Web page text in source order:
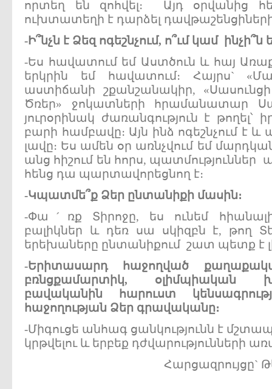
որտեղ են զոհվել։ Այդ օրվանից
ուխտատեղի է դարձել
-Ի՞նչն է Ձեզ ոգեշնչում, ո՞ւմ կամ ինչի՞ն
-Ես հավատում եմ Աստծուն և հայ
երկրին եմ հավատում։ Հայրս`
աստիճանի շքանշանակիր,
Ծռեր» ջոկատների հրամանատար
յուրօրինակ ժառանգություն է թողել՝
բարի համբավը։ Այն ինձ ոգեշնչում է և
լավը։ Ես ամեն օր առնչվում եմ
անց հիշում են հորս,
հենց դա պարտավորեցնող է։
-Կպատմե՞ք Ձեր ընտանիքի մասին։
-Փաˊռք Տիրոջը, ես ունեմ
բալիկներ և դեռ սա սկիզբն է, թող
երեխաները ընտանիքում շատ պետք է
-Երիտասարդ հաջողված
բռնցքամարտիկ, օլիմպիական
բավականին
հարուստ
հաջողության Ձեր գրավականը։
-Միգուցե անհագ ցանկությունն է
կրթվելու և երբեք դժվարությունների
Հարցազրույցը`